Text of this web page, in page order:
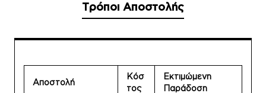
Τρόποι Αποστολής
Αποστολή
Κόσ
τος
Εκτιμώμενη
Παράδοση